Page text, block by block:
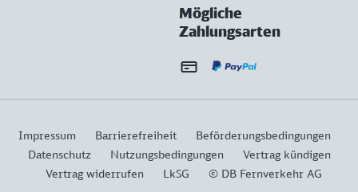
Mögliche
Zahlungsarten
Impressum Barrierefreiheit
Beförderungsbedingungen
Datenschutz
Nutzungsbedingungen
Vertrag kündigen
Vertrag widerrufen
LkSG © DB Fernverkehr AG